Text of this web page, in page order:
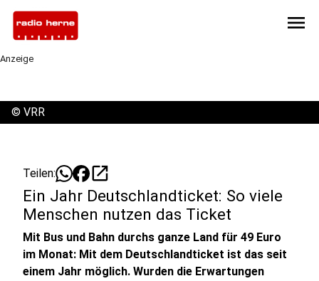
menu
Anzeige
© VRR
Teilen: open_in_new
Ein Jahr Deutschlandticket: So viele
Menschen nutzen das Ticket
Mit Bus und Bahn durchs ganze Land für 49 Euro
im Monat: Mit dem Deutschlandticket ist das seit
einem Jahr möglich. Wurden die Erwartungen